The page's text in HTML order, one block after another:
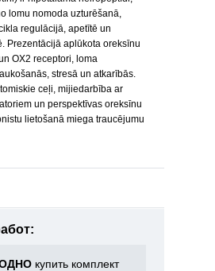
lomu nomoda uzturēšanā,
regulācijā, apetītē un
Prezentācijā aplūkota oreksīnu
OX2 receptori, loma
stresā un atkarībās.
ceļi, mijiedarbība ar
un perspektīvas oreksīnu
lietošanā miega traucējumu
купить комплект